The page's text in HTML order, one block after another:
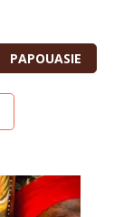
PAPOUASIE